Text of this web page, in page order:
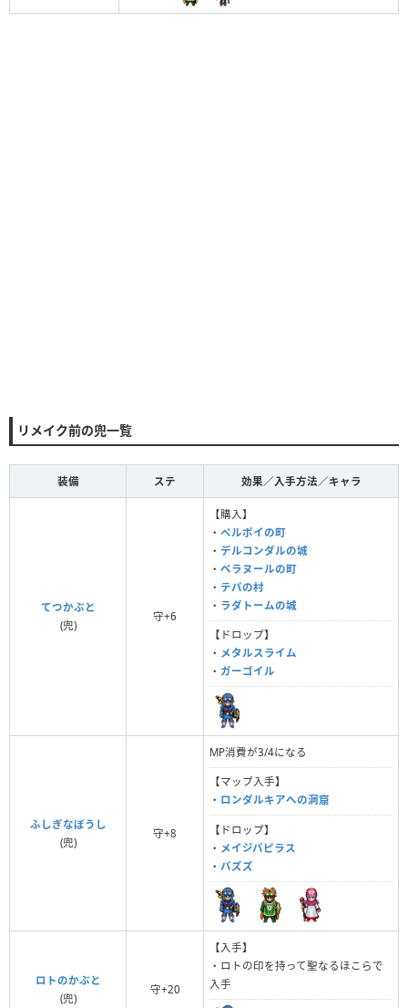
リメイク前の兜一覧
装備 ステ 効果／入手方法／キャラ
てつかぶと
(兜)
守+6
【購入】
・ ペルポイの町
・ デルコンダルの城
・ ベラヌールの町
・ テパの村
・ ラダトームの城
【ドロップ】
・ メタルスライム
・ ガーゴイル
ふしぎなぼうし
(兜)
守+8
MP消費が3/4になる
【マップ入手】
・ ロンダルキアへの洞窟
【ドロップ】
・ メイジバピラス
・ バズズ
ロトのかぶと
(兜)
守+20
【入手】
・ロトの印を持って聖なるほこらで
入手